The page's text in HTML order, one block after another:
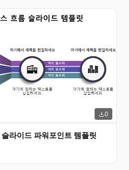
0
라이드 파워포인트 템플릿